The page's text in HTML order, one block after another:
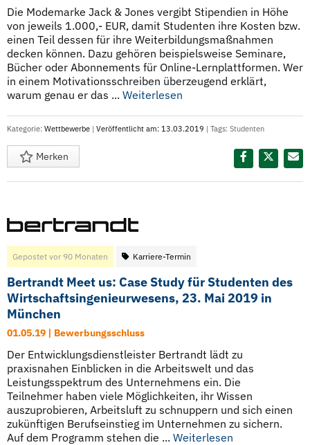
Die Modemarke Jack & Jones vergibt Stipendien in Höhe
von jeweils 1.000,- EUR, damit Studenten ihre Kosten bzw.
einen Teil dessen für ihre Weiterbildungsmaßnahmen
decken können. Dazu gehören beispielsweise Seminare,
Bücher oder Abonnements für Online-Lernplattformen. Wer
in einem Motivationsschreiben überzeugend erklärt,
warum genau er das ... Weiterlesen
Kategorie: Wettbewerbe | Veröffentlicht am: 13.03.2019 | Tags: Studenten
Merken
Gepostet vor 90 Monaten Karriere-Termin
Bertrandt Meet us: Case Study für Studenten des
Wirtschaftsingenieurwesens, 23. Mai 2019 in
München
01.05.19 | Bewerbungsschluss
Der Entwicklungsdienstleister Bertrandt lädt zu
praxisnahen Einblicken in die Arbeitswelt und das
Leistungsspektrum des Unternehmens ein. Die
Teilnehmer haben viele Möglichkeiten, ihr Wissen
auszuprobieren, Arbeitsluft zu schnuppern und sich einen
zukünftigen Berufseinstieg im Unternehmen zu sichern.
Auf dem Programm stehen die ... Weiterlesen